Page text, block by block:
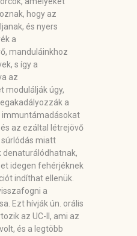
hogy az
és nyers
a
manduláinkhoz
s így a
az
modulálják úgy,
a
immuntámadásokat
az ezáltal létrejövő
miatt
idegen fehérjéknek
indíthat ellenük.
a
Ezt hívják ún. orális
az UC-II, ami az
és a legtöbb